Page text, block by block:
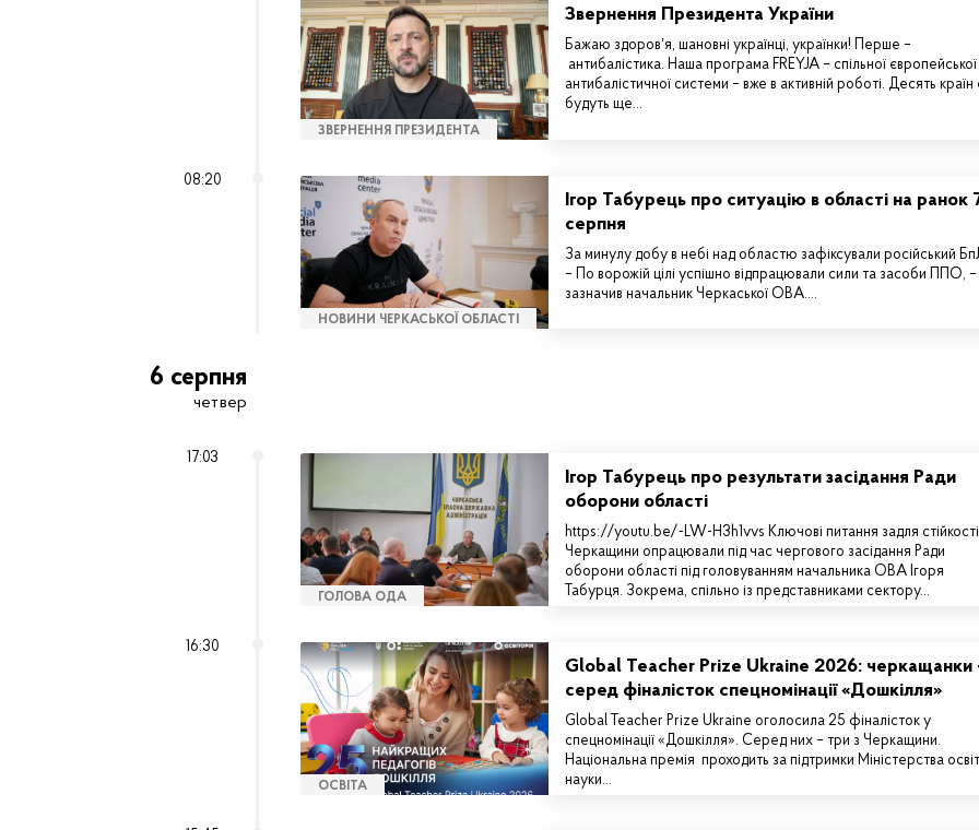
ЗВЕРНЕННЯ ПРЕЗИДЕНТА
Звернення Президента України
Бажаю здоровʼя, шановні українці, українки! Перше –
антибалістика. Наша програма FREYJA – спільної європейської
антибалістичної системи – вже в активній роботі. Десять країн
будуть ще…
08:20
НОВИНИ ЧЕРКАСЬКОЇ ОБЛАСТІ
Ігор Табурець про ситуацію в області на ранок
серпня
За минулу добу в небі над областю зафіксували російський
– По ворожій цілі успішно відпрацювали сили та засоби ППО, –
зазначив начальник Черкаської ОВА.…
6 серпня
четвер
17:03
ГОЛОВА ОДА
Ігор Табурець про результати засідання Ради
оборони області
https://youtu.be/-LW-H3h1vvs Ключові питання задля стійкості
Черкащини опрацювали під час чергового засідання Ради
оборони області під головуванням начальника ОВА Ігоря
Табурця. Зокрема, спільно із представниками сектору…
16:30
ОСВІТА
Global Teacher Prize Ukraine 2026: черкащанки
серед фіналісток спецномінації «Дошкілля»
Global Teacher Prize Ukraine оголосила 25 фіналісток у
спецномінації «Дошкілля». Серед них – три з Черкащини.
Національна премія проходить за підтримки Міністерства
науки…